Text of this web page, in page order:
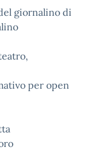
giornalino di
per open